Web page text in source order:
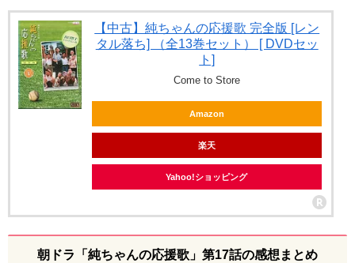
【中古】純ちゃんの応援歌 完全版 [レン
タル落ち] （全13巻セット） [ DVDセッ
ト]
Come to Store
Amazon
楽天
Yahoo!ショッピング
朝ドラ「純ちゃんの応援歌」第17話の感想まとめ